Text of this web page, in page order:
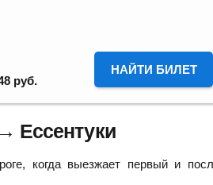
руб.
НАЙТИ БИЛЕТ
Ессентуки
когда выезжает первый и